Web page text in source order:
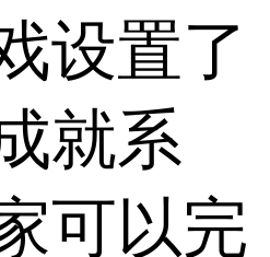
设置了
就系
可以完